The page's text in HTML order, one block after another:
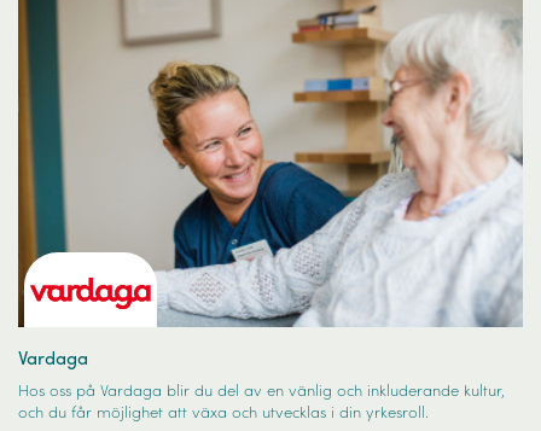
Vardaga
Hos oss på Vardaga blir du del av en vänlig och inkluderande kultur,
och du får möjlighet att växa och utvecklas i din yrkesroll.